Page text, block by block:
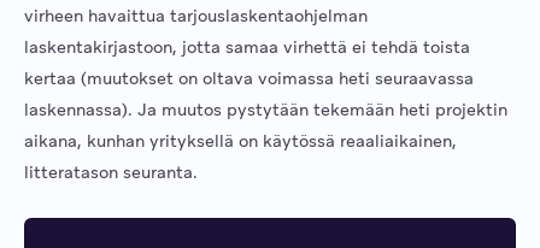
virheen havaittua tarjouslaskentaohjelman
laskentakirjastoon, jotta samaa virhettä ei tehdä toista
kertaa (muutokset on oltava voimassa heti seuraavassa
laskennassa). Ja muutos pystytään tekemään heti projektin
aikana, kunhan yrityksellä on käytössä reaaliaikainen,
litteratason seuranta.